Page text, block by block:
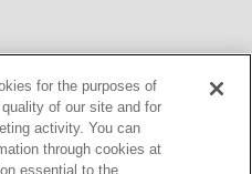
WEBサイト・システム向け地
キット MapFan DB 住所確認
広告 Geo-Research
for the purposes of
of our site and for
activity. You can
through cookies at
essential to the